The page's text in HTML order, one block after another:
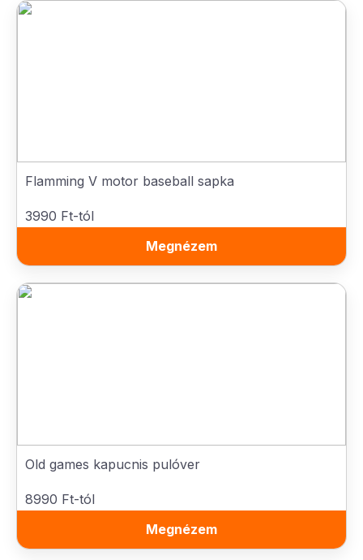
Flamming V motor baseball sapka
3990 Ft-tól
Megnézem
Old games kapucnis pulóver
8990 Ft-tól
Megnézem